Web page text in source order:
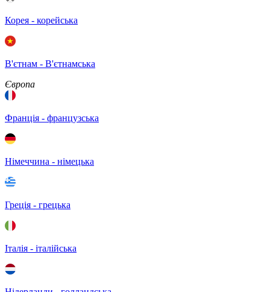
Корея - корейська
В'єтнам - B'єтнамська
Європа
Франція - французська
Німеччина - німецька
Греція - грецька
Італія - італійська